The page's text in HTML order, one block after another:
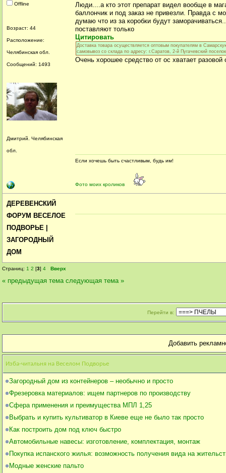
Offline
Возраст: 44
Расположение:
Челябинская обл.
Сообщений: 1493
Дмитрий. Челябинская
обл.
Люди....а кто этот препарат видел вообще в
баллончик и под заказ не привезли. Правда с
думаю что из за коробки будут
поставляют только
Цитировать
Доставка товара осуществляется оптовым покупателям в
самовывоз со склада по адресу: г.Саратов, 2-й Пугачевский
Очень хорошее средство от ос хватает разовой
Если хочешь быть счастливым, будь им!
Фото моих кроликов
ДЕРЕВЕНСКИЙ
ФОРУМ ВЕСЕЛОЕ
ПОДВОРЬЕ |
ЗАГОРОДНЫЙ
ДОМ
Страниц: 1 2 [3] 4 Вверх
« предыдущая тема следующая тема »
Перейти в:
Добавить
Изба-читальня на Веселом Подворье
Загородный дом из контейнеров – необычно и просто
Фрезеровка материалов: ищем партнеров по производству
Сфера применения и преимущества МПЛ 1,25
Выбрать и купить культиватор в Киеве еще не было так просто
Как построить дом под ключ быстро
Автомобильные навесы: изготовление, комплектация, монтаж
Покупка испанского жилья: возможность получения вида на
Модные женские пальто